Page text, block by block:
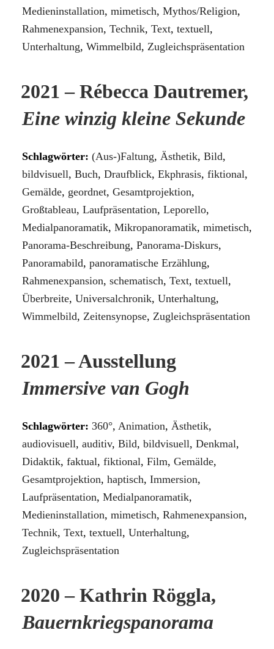
Medieninstallation, mimetisch, Mythos/Religion,
Rahmenexpansion, Technik, Text, textuell,
Unterhaltung, Wimmelbild, Zugleichspräsentation
2021 – Rébecca Dautremer,
Eine winzig kleine Sekunde
Schlagwörter: (Aus-)Faltung, Ästhetik, Bild,
bildvisuell, Buch, Draufblick, Ekphrasis, fiktional,
Gemälde, geordnet, Gesamtprojektion,
Großtableau, Laufpräsentation, Leporello,
Medialpanoramatik, Mikropanoramatik, mimetisch,
Panorama-Beschreibung, Panorama-Diskurs,
Panoramabild, panoramatische Erzählung,
Rahmenexpansion, schematisch, Text, textuell,
Überbreite, Universalchronik, Unterhaltung,
Wimmelbild, Zeitensynopse, Zugleichspräsentation
2021 – Ausstellung
Immersive van Gogh
Schlagwörter: 360°, Animation, Ästhetik,
audiovisuell, auditiv, Bild, bildvisuell, Denkmal,
Didaktik, faktual, fiktional, Film, Gemälde,
Gesamtprojektion, haptisch, Immersion,
Laufpräsentation, Medialpanoramatik,
Medieninstallation, mimetisch, Rahmenexpansion,
Technik, Text, textuell, Unterhaltung,
Zugleichspräsentation
2020 – Kathrin Röggla,
Bauernkriegspanorama